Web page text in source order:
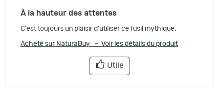
À la hauteur des attentes
C'est toujours un plaisir d'utiliser ce fusil mythique.
Acheté sur NaturaBuy – Voir les détails du produit
Utile